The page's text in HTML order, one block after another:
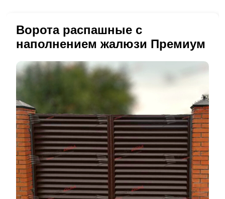
Ворота распашные с
наполнением жалюзи Премиум